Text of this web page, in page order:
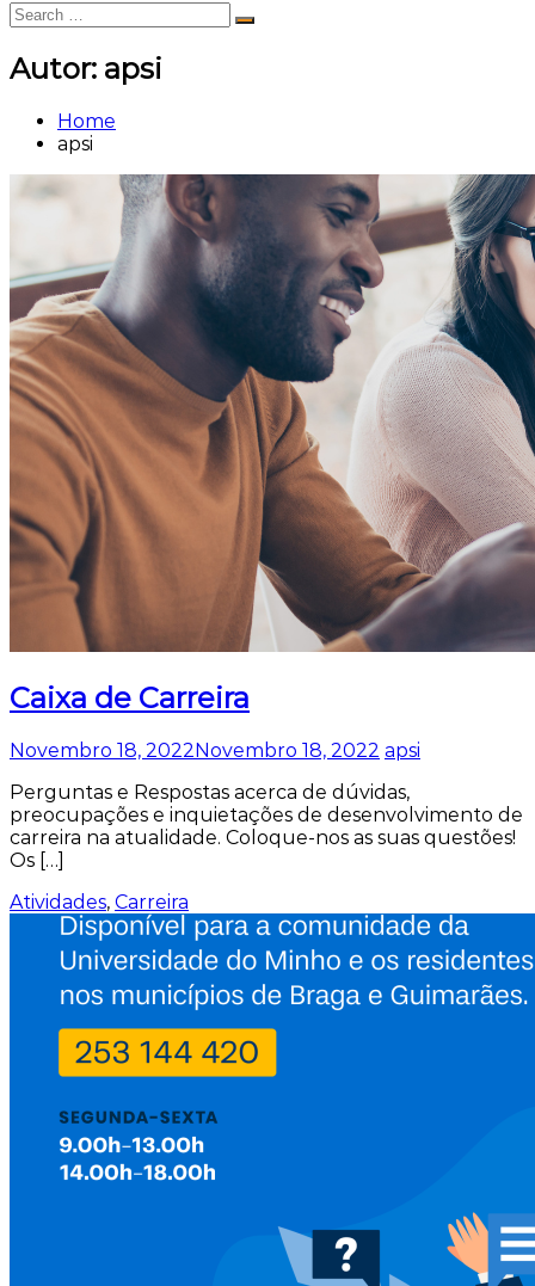
Search
for:
Search
Autor: apsi
Home
apsi
Caixa de Carreira
Novembro 18, 2022Novembro 18, 2022 apsi
Perguntas e Respostas acerca de dúvidas,
preocupações e inquietações de desenvolvimento de
carreira na atualidade. Coloque-nos as suas questões!
Os […]
Atividades, Carreira